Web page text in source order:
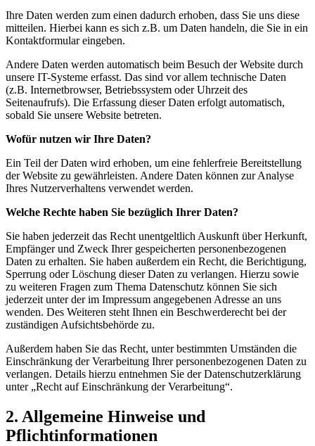
Ihre Daten werden zum einen dadurch erhoben, dass Sie uns diese
mitteilen. Hierbei kann es sich z.B. um Daten handeln, die Sie in ein
Kontaktformular eingeben.
Andere Daten werden automatisch beim Besuch der Website durch
unsere IT-Systeme erfasst. Das sind vor allem technische Daten
(z.B. Internetbrowser, Betriebssystem oder Uhrzeit des
Seitenaufrufs). Die Erfassung dieser Daten erfolgt automatisch,
sobald Sie unsere Website betreten.
Wofür nutzen wir Ihre Daten?
Ein Teil der Daten wird erhoben, um eine fehlerfreie Bereitstellung
der Website zu gewährleisten. Andere Daten können zur Analyse
Ihres Nutzerverhaltens verwendet werden.
Welche Rechte haben Sie bezüglich Ihrer Daten?
Sie haben jederzeit das Recht unentgeltlich Auskunft über Herkunft,
Empfänger und Zweck Ihrer gespeicherten personenbezogenen
Daten zu erhalten. Sie haben außerdem ein Recht, die Berichtigung,
Sperrung oder Löschung dieser Daten zu verlangen. Hierzu sowie
zu weiteren Fragen zum Thema Datenschutz können Sie sich
jederzeit unter der im Impressum angegebenen Adresse an uns
wenden. Des Weiteren steht Ihnen ein Beschwerderecht bei der
zuständigen Aufsichtsbehörde zu.
Außerdem haben Sie das Recht, unter bestimmten Umständen die
Einschränkung der Verarbeitung Ihrer personenbezogenen Daten zu
verlangen. Details hierzu entnehmen Sie der Datenschutzerklärung
unter „Recht auf Einschränkung der Verarbeitung“.
2. Allgemeine Hinweise und
Pflichtinformationen